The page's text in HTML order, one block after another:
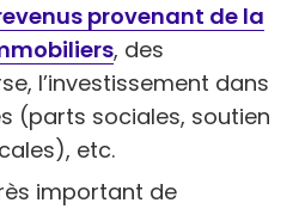
provenant de la
, des
l’investissement dans
(parts sociales, soutien
etc.
important de